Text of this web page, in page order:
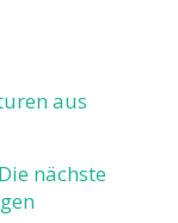
aus
nächste